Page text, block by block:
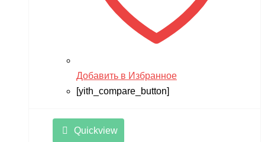
Добавить в Избранное
[yith_compare_button]
Quickview